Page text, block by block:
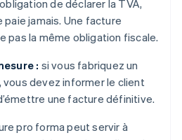
de déclarer la TVA,
paie jamais. Une facture
pas la même obligation fiscale.
: si vous fabriquez un
vous devez informer le client
une facture définitive.
pro forma peut servir à